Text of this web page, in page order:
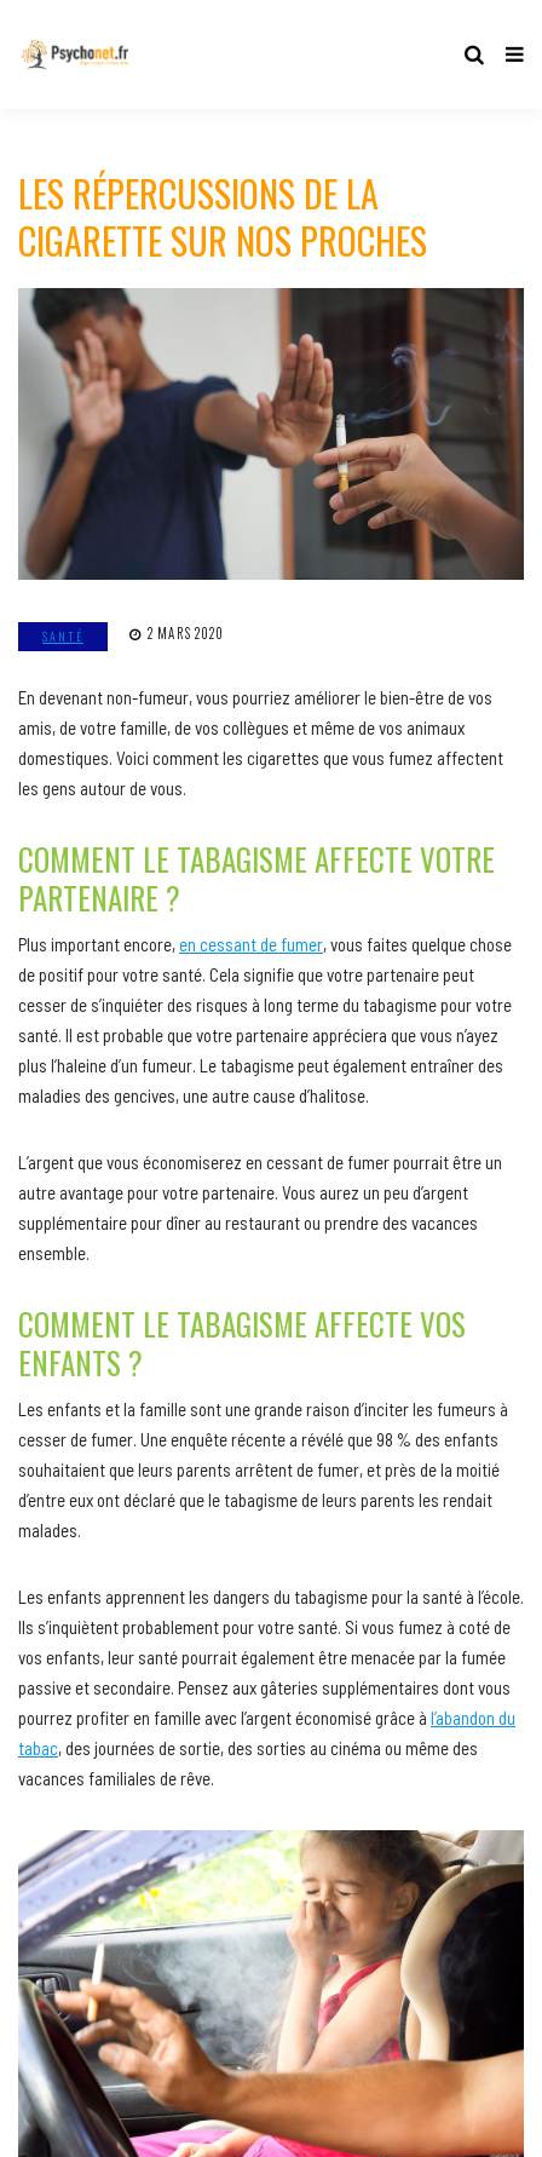
LES RÉPERCUSSIONS DE LA
CIGARETTE SUR NOS PROCHES
SANTÉ 2 MARS 2020
En devenant non-fumeur, vous pourriez améliorer le bien-être de vos
amis, de votre famille, de vos collègues et même de vos animaux
domestiques. Voici comment les cigarettes que vous fumez affectent
les gens autour de vous.
COMMENT LE TABAGISME AFFECTE VOTRE
PARTENAIRE ?
Plus important encore,en cessant de fumer, vous faites quelque chose
de positif pour votre santé. Cela signifie que votre partenaire peut
cesser de s’inquiéter des risques à long terme du tabagisme pour votre
santé. Il est probable que votre partenaire appréciera que vous n’ayez
plus l’haleine d’un fumeur. Le tabagisme peut également entraîner des
maladies des gencives, une autre cause d’halitose.
L’argent que vous économiserez en cessant de fumer pourrait être un
autre avantage pour votre partenaire. Vous aurez un peu d’argent
supplémentaire pour dîner au restaurant ou prendre des vacances
ensemble.
COMMENT LE TABAGISME AFFECTE VOS
ENFANTS ?
Les enfants et la famille sont une grande raison d’inciter les fumeurs à
cesser de fumer. Une enquête récente a révélé que 98 % des enfants
souhaitaient que leurs parents arrêtent de fumer, et près de la moitié
d’entre eux ont déclaré que le tabagisme de leurs parents les rendait
malades.
Les enfants apprennent les dangers du tabagisme pour la santé à l’école.
Ils s’inquiètent probablement pour votre santé. Si vous fumez à coté de
vos enfants, leur santé pourrait également être menacée par la fumée
passive et secondaire. Pensez aux gâteries supplémentaires dont vous
pourrez profiter en famille avec l’argent économisé grâce à l’abandon du
tabac, des journées de sortie, des sorties au cinéma ou même des
vacances familiales de rêve.